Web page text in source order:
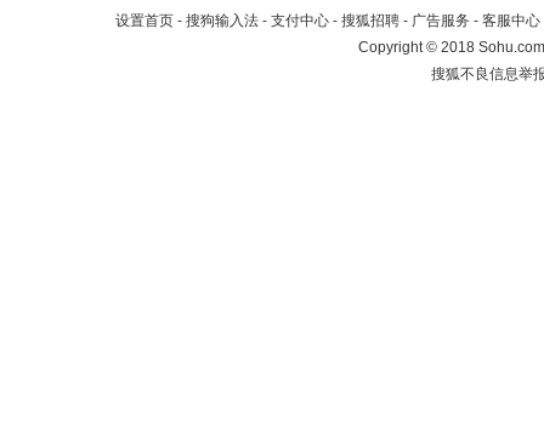
设置首页 - 搜狗输入法 - 支付中心 - 搜狐招聘 - 广告服务 - 客服中心
Copyright©2018
搜狐不良信息举